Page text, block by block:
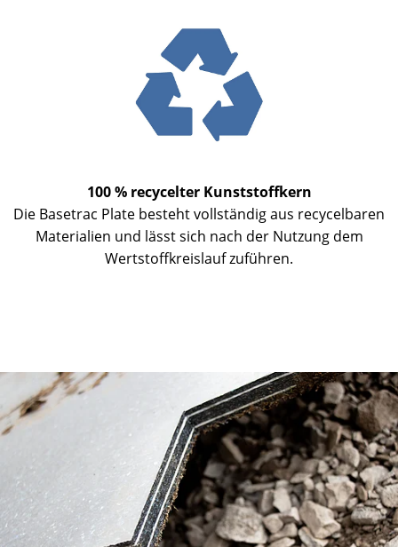
100 % recycelter Kunststoffkern
Die Basetrac Plate besteht vollständig aus recycelbaren
Materialien und lässt sich nach der Nutzung dem
Wertstoffkreislauf zuführen.